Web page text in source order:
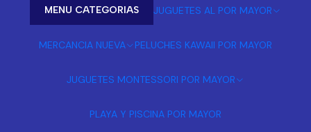
MENU CATEGORIAS JUGUETES AL POR MAYOR
MERCANCIA NUEVA PELUCHES KAWAII POR MAYOR
JUGUETES MONTESSORI POR MAYOR
PLAYA Y PISCINA POR MAYOR